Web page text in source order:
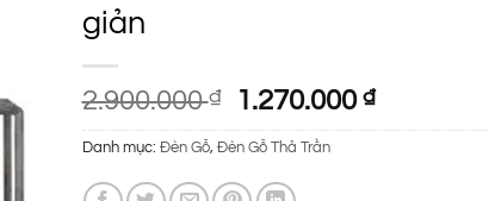
giản
2.900.000₫
Giá
gốc
là:
2.900.000 ₫.
1.270.000 ₫Giá
hiện
Danh mục: Đèn Gỗ, Đèn Gỗ Thả Trần